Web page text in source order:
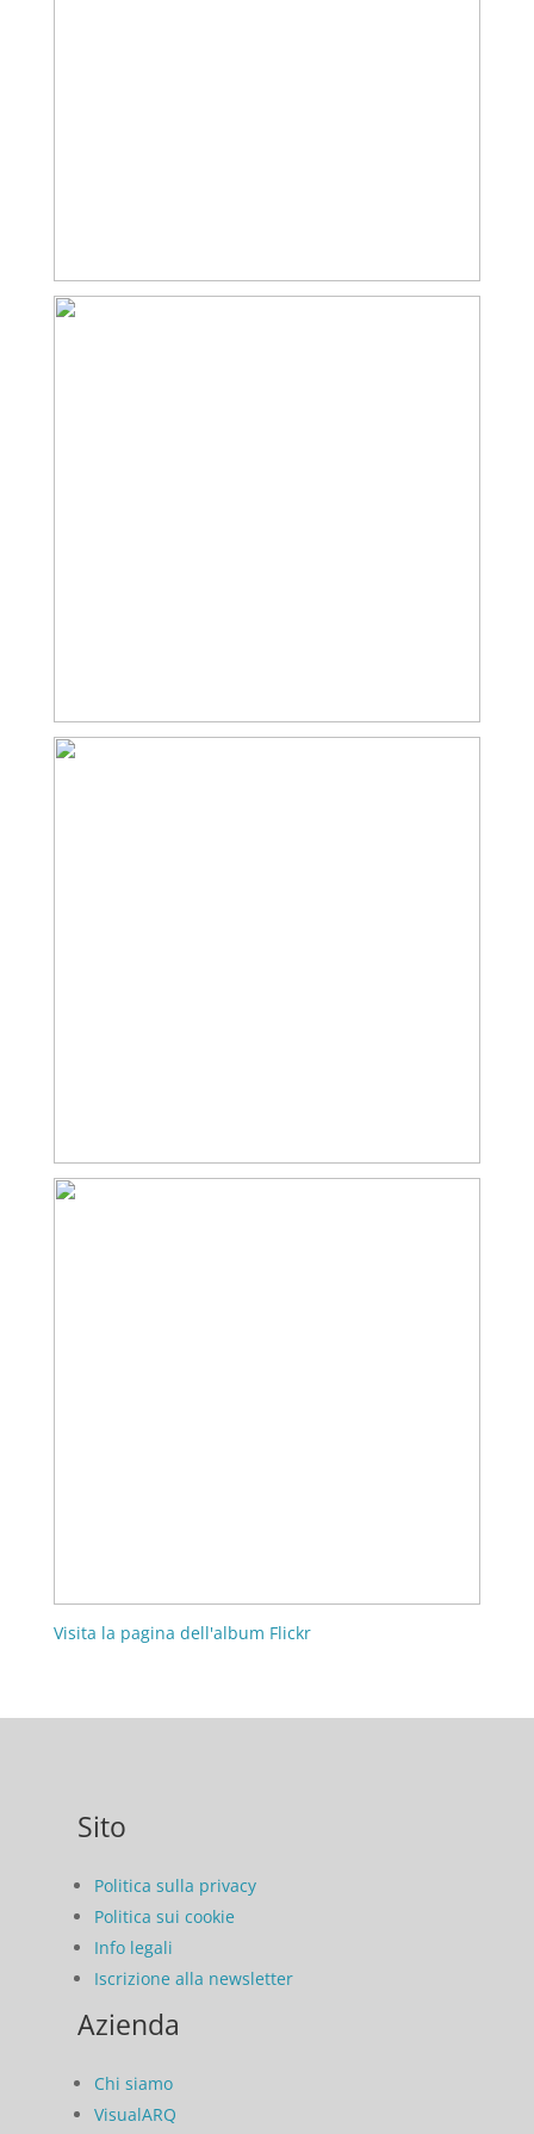
Visita la pagina dell'album Flickr
Sito
Politica sulla privacy
Politica sui cookie
Info legali
Iscrizione alla newsletter
Azienda
Chi siamo
VisualARQ